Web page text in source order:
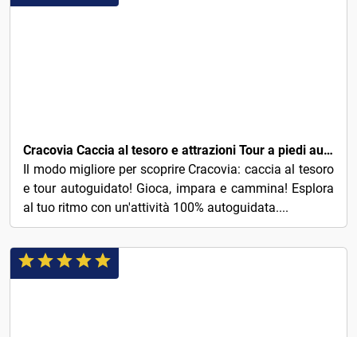
Cracovia Caccia al tesoro e attrazioni Tour a piedi autoguidato
Il modo migliore per scoprire Cracovia: caccia al tesoro
e tour autoguidato! Gioca, impara e cammina! Esplora
al tuo ritmo con un'attività 100% autoguidata....